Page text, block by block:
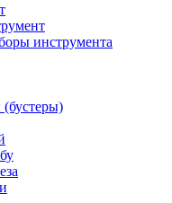
инструмента